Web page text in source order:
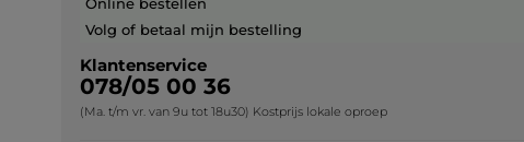
Volg of betaal mijn bestelling
Klantenservice
078/05 00 36
(Ma. t/m vr. van 9u tot 18u30) Kostprijs lokale oproep